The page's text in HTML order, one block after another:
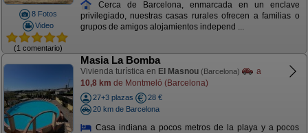
8 Fotos
Video
(1 comentario)
Cerca de Barcelona, enmarcada en un enclave
privilegiado, nuestras casas rurales ofrecen a familias o
grupos de amigos alojamientos independ ...
Masia La Bomba
Vivienda turística en El Masnou (Barcelona)
a
10,8 km de Montmeló (Barcelona)
27+3 plazas
28 €
20 km de Barcelona
Casa indiana a pocos metros de la playa y a pocos